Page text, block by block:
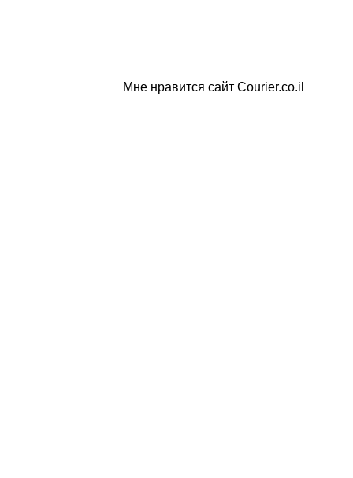
Мне нравится сайт Courier.co.il